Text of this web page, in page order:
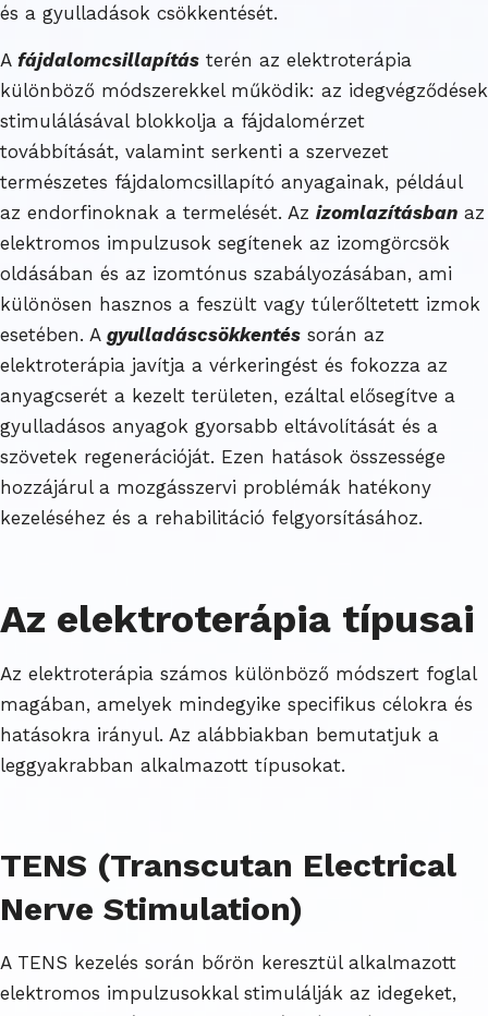
és a gyulladások csökkentését.
A fájdalomcsillapítás terén az elektroterápia
különböző módszerekkel működik: az idegvégződések
stimulálásával blokkolja a fájdalomérzet
továbbítását, valamint serkenti a szervezet
természetes fájdalomcsillapító anyagainak, például
az endorfinoknak a termelését. Az izomlazításban az
elektromos impulzusok segítenek az izomgörcsök
oldásában és az izomtónus szabályozásában, ami
különösen hasznos a feszült vagy túlerőltetett izmok
esetében. A gyulladáscsökkentés során az
elektroterápia javítja a vérkeringést és fokozza az
anyagcserét a kezelt területen, ezáltal elősegítve a
gyulladásos anyagok gyorsabb eltávolítását és a
szövetek regenerációját. Ezen hatások összessége
hozzájárul a mozgásszervi problémák hatékony
kezeléséhez és a rehabilitáció felgyorsításához.
Az elektroterápia típusai
Az elektroterápia számos különböző módszert foglal
magában, amelyek mindegyike specifikus célokra és
hatásokra irányul. Az alábbiakban bemutatjuk a
leggyakrabban alkalmazott típusokat.
TENS (Transcutan Electrical
Nerve Stimulation)
A TENS kezelés során bőrön keresztül alkalmazott
elektromos impulzusokkal stimulálják az idegeket,